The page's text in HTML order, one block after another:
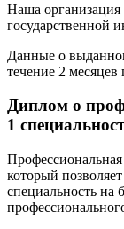
Наша
Данные о
течение 2 месяцев
Диплом о
1
Профессиональная
который
специальность на